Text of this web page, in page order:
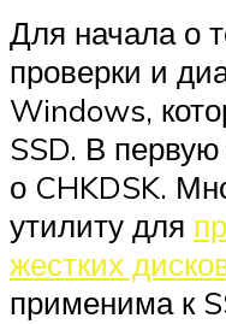
Для начала о
проверки и
Windows,
SSD. В
о CHKDSK.
утилиту для
жестких
применима к